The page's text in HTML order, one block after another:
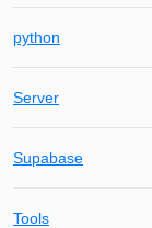
python
Server
Supabase
Tools